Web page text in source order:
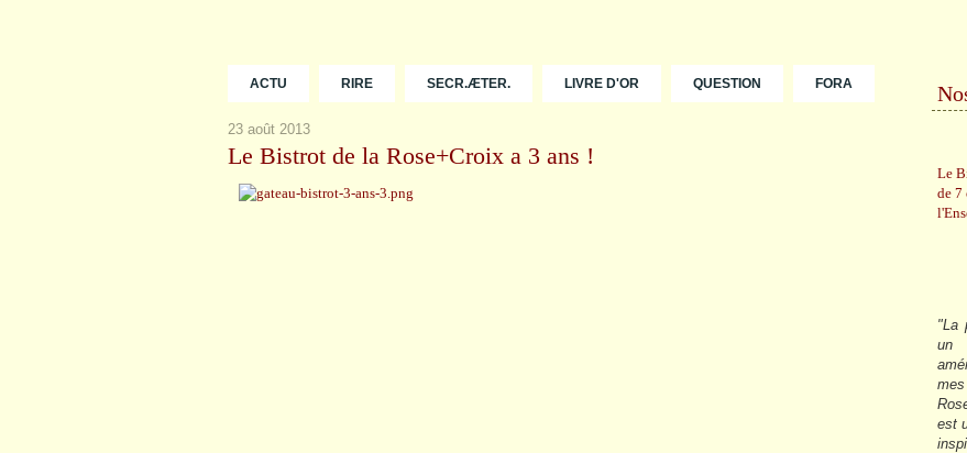
ACTU RIRE SECR.ÆTER. LIVRE D'OR QUESTION FORA
23 août 2013
Le Bistrot de la Rose+Croix a 3 ans !
Le
de 7
"La
un
est